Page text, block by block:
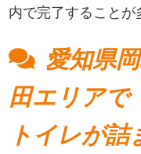
内で完了することが
愛知県
田エリアで
トイレが